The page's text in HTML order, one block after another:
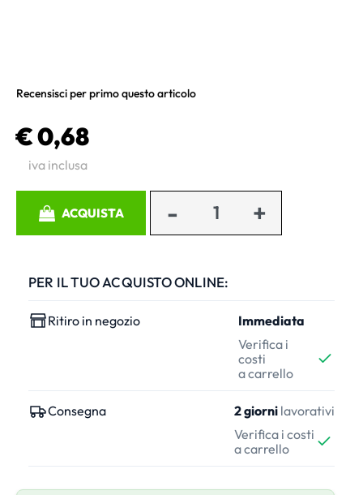
Recensisci per primo questo articolo
€ 0,68
iva inclusa
ACQUISTA
PER IL TUO ACQUISTO ONLINE:
Ritiro in negozio
Immediata
Verifica i
costi
a carrello
Consegna 2 giorni lavorativi
Verifica i costi
a carrello